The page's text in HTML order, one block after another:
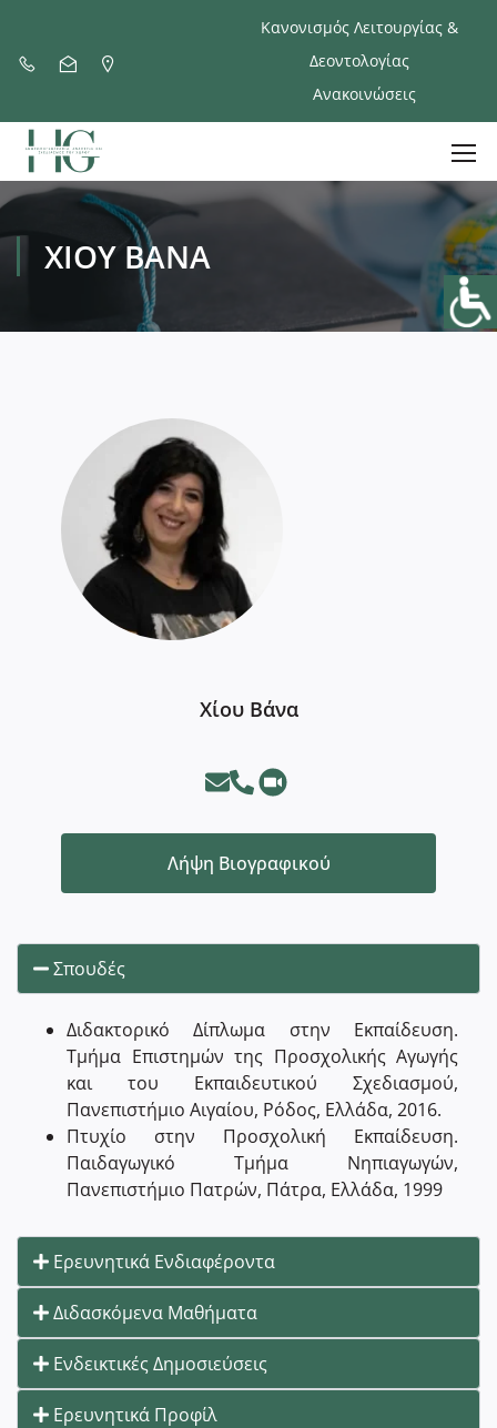
Κανονισμός Λειτουργίας &
Δεοντολογίας
Ανακοινώσεις
ΧΊΟΥ ΒΆΝΑ
Χίου Βάνα
Λήψη Βιογραφικού
Σπουδές
Διδακτορικό Δίπλωμα στην Εκπαίδευση.
Τμήμα Επιστημών της Προσχολικής Αγωγής
και του Εκπαιδευτικού Σχεδιασμού,
Πανεπιστήμιο Αιγαίου, Ρόδος, Ελλάδα, 2016.
Πτυχίο στην Προσχολική Εκπαίδευση.
Παιδαγωγικό Τμήμα Νηπιαγωγών,
Πανεπιστήμιο Πατρών, Πάτρα, Ελλάδα, 1999
Ερευνητικά Ενδιαφέροντα
Διδασκόμενα Μαθήματα
Ενδεικτικές Δημοσιεύσεις
Ερευνητικά Προφίλ